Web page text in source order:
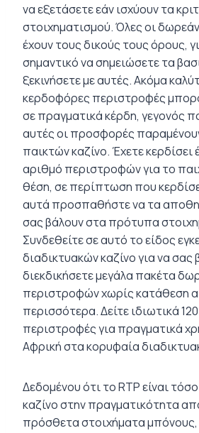
να εξετάσετε εάν ισχύουν τα
στοιχηματισμού. Όλες οι
έχουν τους δικούς τους όρους,
σημαντικό να σημειώσετε τα
ξεκινήσετε με αυτές. Ακόμα
κερδοφόρες περιστροφές
σε πραγματικά κέρδη, γεγονός
αυτές οι προσφορές
παικτών καζίνο. Έχετε κερδίσει
αριθμό περιστροφών για το
θέση, σε περίπτωση που
αυτά προσπαθήστε να τα
σας βάλουν στα πρότυπα
Συνδεθείτε σε αυτό το είδος
διαδικτυακών καζίνο για να
διεκδικήσετε μεγάλα πακέτα
περιστροφών χωρίς κατάθεση
περισσότερα. Δείτε ιδιωτικά
περιστροφές για πραγματικά
Αφρική στα κορυφαία
Δεδομένου ότι το RTP είναι
καζίνο στην πραγματικότητα
πρόσθετα στοιχήματα μπόνους,